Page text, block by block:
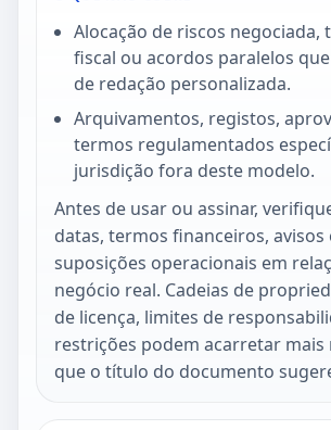
Alocação de riscos negociada,
fiscal ou acordos paralelos
de redação personalizada.
Arquivamentos, registos,
termos regulamentados
jurisdição fora deste modelo.
Antes de usar ou assinar,
datas, termos financeiros, avisos
suposições operacionais em
negócio real. Cadeias de
de licença, limites de
restrições podem acarretar mais
que o título do documento